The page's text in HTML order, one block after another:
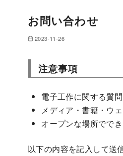
お問い合わせ
2023-11-26
注意事項
電子工作に関する質
メディア・書籍・ウ
オープンな場所でで
以下の内容を記入して送